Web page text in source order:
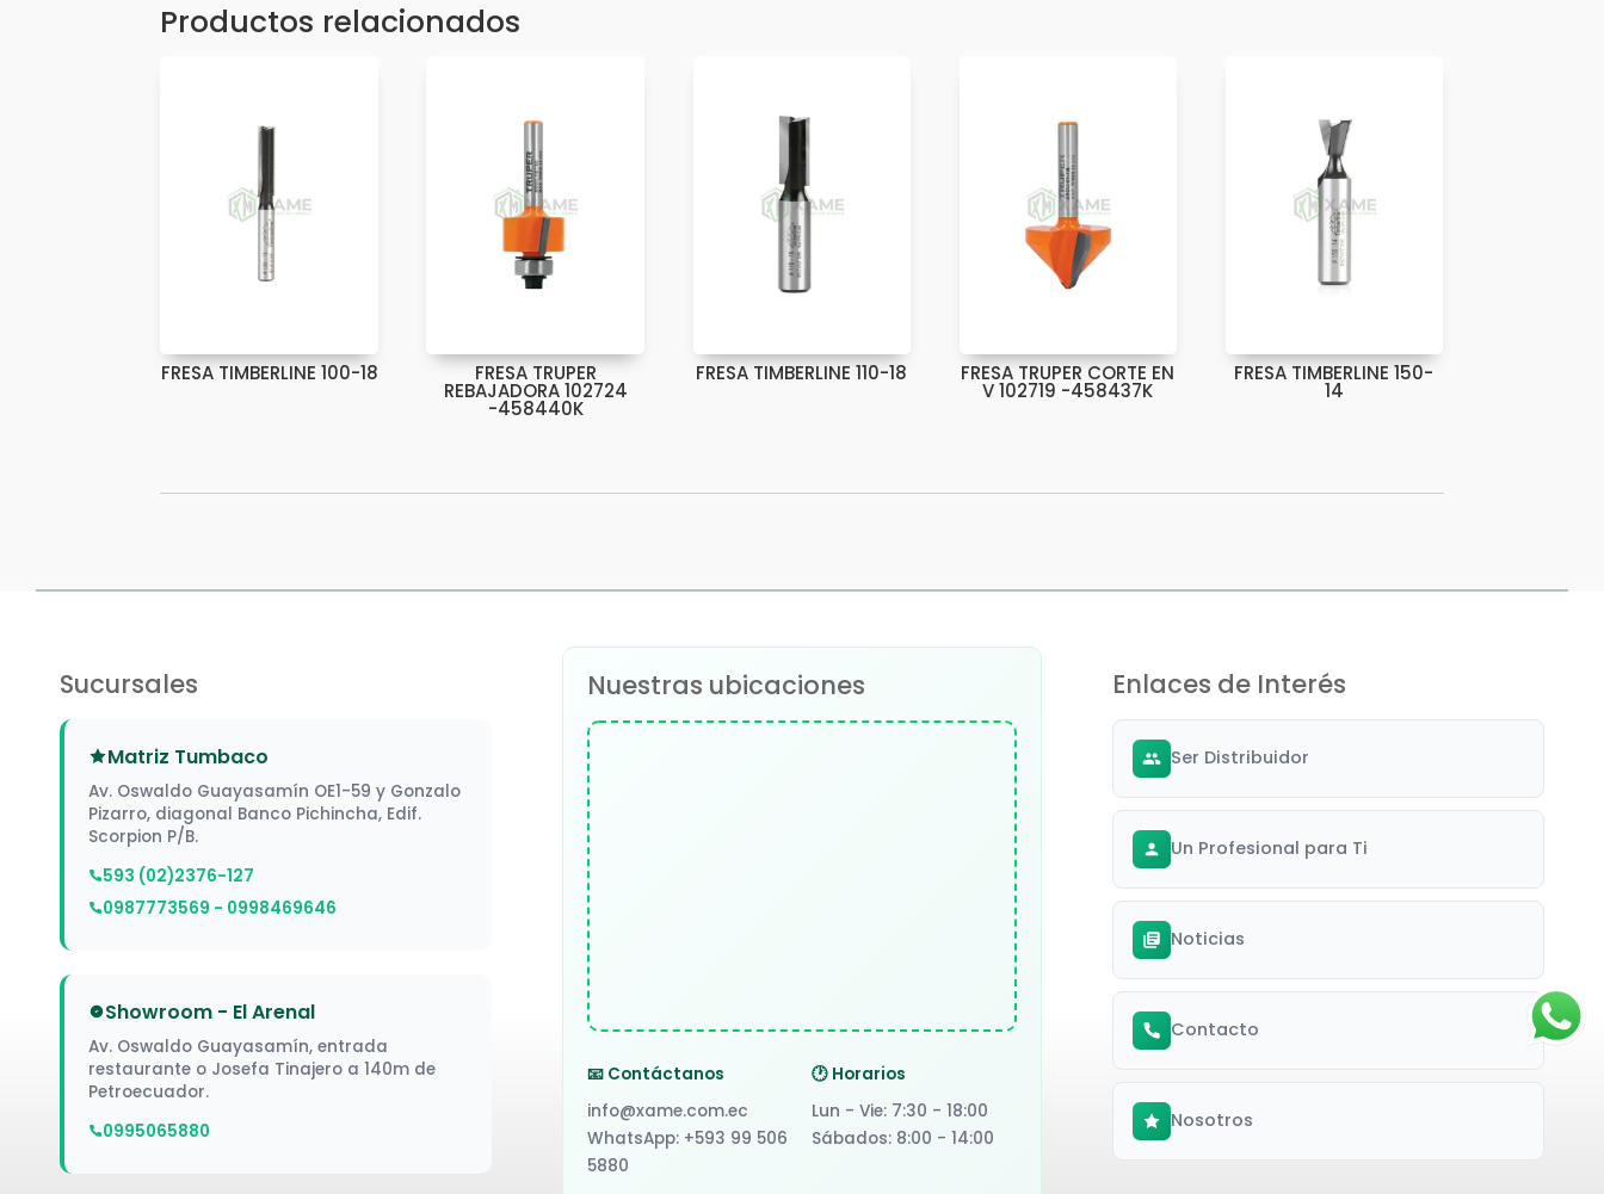
Productos relacionados
FRESA TIMBERLINE 100-18 FRESA TRUPER
REBAJADORA 102724
-458440K
FRESA TIMBERLINE 110-18 FRESA TRUPER CORTE EN
V 102719 -458437K
FRESA TIMBERLINE 150-
14
Sucursales
Matriz Tumbaco
Av. Oswaldo Guayasamín OE1-59 y Gonzalo
Pizarro, diagonal Banco Pichincha, Edif.
Scorpion P/B.
593 (02)2376-127
0987773569 - 0998469646
Showroom - El Arenal
Av. Oswaldo Guayasamín, entrada
restaurante o Josefa Tinajero a 140m de
Petroecuador.
0995065880
Nuestras ubicaciones
📧 Contáctanos
info@xame.com.ec
WhatsApp: +593 99 506
5880
🕐 Horarios
Lun - Vie: 7:30 - 18:00
Sábados: 8:00 - 14:00
Enlaces de Interés
Ser Distribuidor
Un Profesional para Ti
Noticias
Contacto
Nosotros